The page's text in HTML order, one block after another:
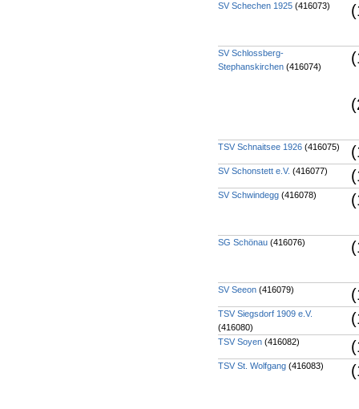
SV Schechen 1925 (416073)
SV Schlossberg-
Stephanskirchen (416074)
TSV Schnaitsee 1926 (416075)
SV Schonstett e.V. (416077)
SV Schwindegg (416078)
SG Schönau (416076)
SV Seeon (416079)
TSV Siegsdorf 1909 e.V.
(416080)
TSV Soyen (416082)
TSV St. Wolfgang (416083)